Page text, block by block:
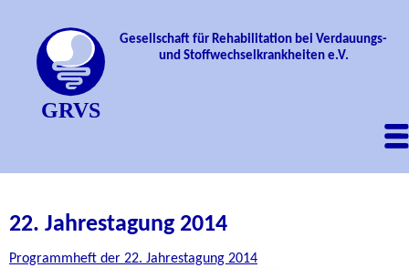
Gesellschaft für Rehabilitation bei Verdauungs-
und Stoffwechselkrankheiten e.V.
22. Jahrestagung 2014
Programmheft der 22. Jahrestagung 2014
Tagungsarchiv
Patienten
Experten
Satzung
Gremien
Mitglied werden